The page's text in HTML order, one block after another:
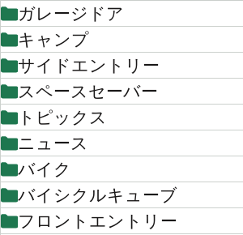
ガレージドア
キャンプ
サイドエントリー
スペースセーバー
トピックス
ニュース
バイク
バイシクルキューブ
フロントエントリー